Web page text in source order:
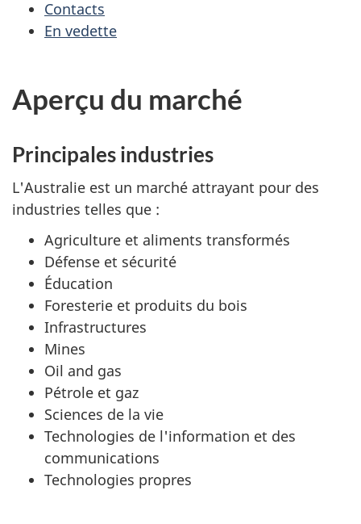
Contacts
En vedette
Aperçu du marché
Principales industries
L'Australie est un marché attrayant pour des
industries telles que :
Agriculture et aliments transformés
Défense et sécurité
Éducation
Foresterie et produits du bois
Infrastructures
Mines
Oil and gas
Pétrole et gaz
Sciences de la vie
Technologies de l'information et des
communications
Technologies propres